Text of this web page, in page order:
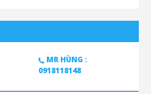
MR HÙNG :
0918118148